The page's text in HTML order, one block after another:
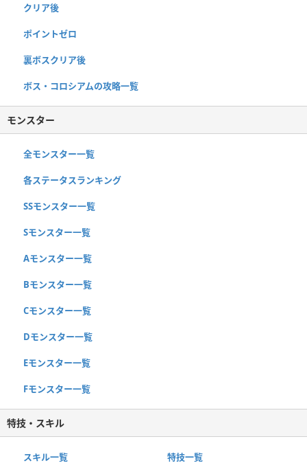
クリア後
ポイントゼロ
裏ボスクリア後
ボス・コロシアムの攻略一覧
モンスター
全モンスター一覧
各ステータスランキング
SSモンスター一覧
Sモンスター一覧
Aモンスター一覧
Bモンスター一覧
Cモンスター一覧
Dモンスター一覧
Eモンスター一覧
Fモンスター一覧
特技・スキル
スキル一覧 特技一覧